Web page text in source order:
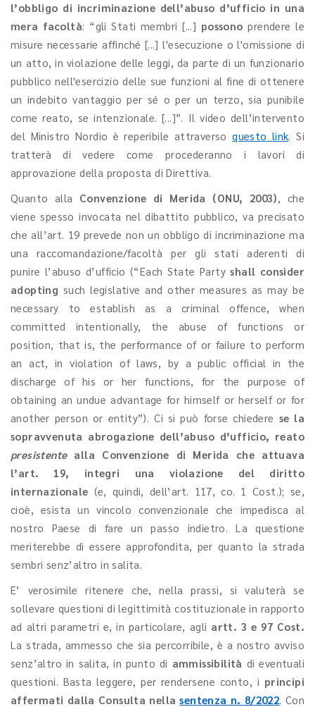
l’obbligo di incriminazione dell’abuso d’ufficio in una
mera facoltà: “gli Stati membri [...] possono prendere le
misure necessarie affinché [...] l'esecuzione o l'omissione di
un atto, in violazione delle leggi, da parte di un funzionario
pubblico nell'esercizio delle sue funzioni al fine di ottenere
un indebito vantaggio per sé o per un terzo, sia punibile
come reato, se intenzionale. [...]”. Il video dell’intervento
del Ministro Nordio è reperibile attraversoquesto link. Si
tratterà di vedere come procederanno i lavori di
approvazione della proposta di Direttiva.
Quanto alla Convenzione di Merida (ONU, 2003), che
viene spesso invocata nel dibattito pubblico, va precisato
che all’art. 19 prevede non un obbligo di incriminazione ma
una raccomandazione/facoltà per gli stati aderenti di
punire l’abuso d’ufficio (“Each State Partyshall consider
adopting such legislative and other measures as may be
necessary to establish as a criminal offence, when
committed intentionally, the abuse of functions or
position, that is, the performance of or failure to perform
an act, in violation of laws, by a public official in the
discharge of his or her functions, for the purpose of
obtaining an undue advantage for himself or herself or for
another person or entity”). Ci si può forse chiedere se la
sopravvenuta abrogazione dell’abuso d’ufficio, reato
presistentealla Convenzione di Merida che attuava
l’art. 19, integri una violazione del diritto
internazionale (e, quindi, dell’art. 117, co. 1 Cost.); se,
cioè, esista un vincolo convenzionale che impedisca al
nostro Paese di fare un passo indietro. La questione
meriterebbe di essere approfondita, per quanto la strada
sembri senz’altro in salita.
E’ verosimile ritenere che, nella prassi, si valuterà se
sollevare questioni di legittimità costituzionale in rapporto
ad altri parametri e, in particolare, agli artt. 3 e 97 Cost.
La strada, ammesso che sia percorribile, è a nostro avviso
senz’altro in salita, in punto di ammissibilità di eventuali
questioni. Basta leggere, per rendersene conto, i principi
affermati dalla Consulta nellasentenza n. 8/2022. Con